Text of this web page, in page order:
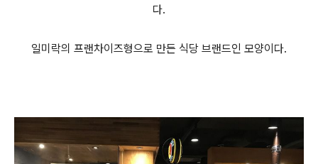
다.
일미락의 프랜차이즈형으로 만든 식당 브랜드인 모양이다.